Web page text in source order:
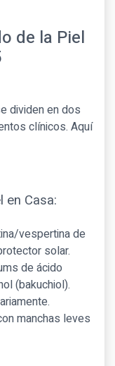
de la Piel
dividen en dos
clínicos. Aquí
en Casa:
vespertina de
solar.
de ácido
(bakuchiol).
manchas leves